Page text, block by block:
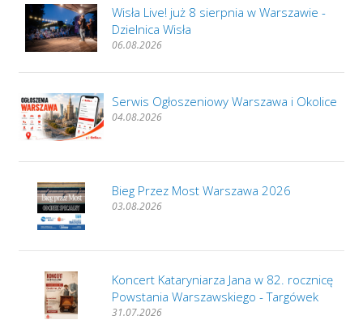
Wisła Live! już 8 sierpnia w Warszawie -
Dzielnica Wisła
06.08.2026
Serwis Ogłoszeniowy Warszawa i Okolice
04.08.2026
Bieg Przez Most Warszawa 2026
03.08.2026
Koncert Kataryniarza Jana w 82. rocznicę
Powstania Warszawskiego - Targówek
31.07.2026